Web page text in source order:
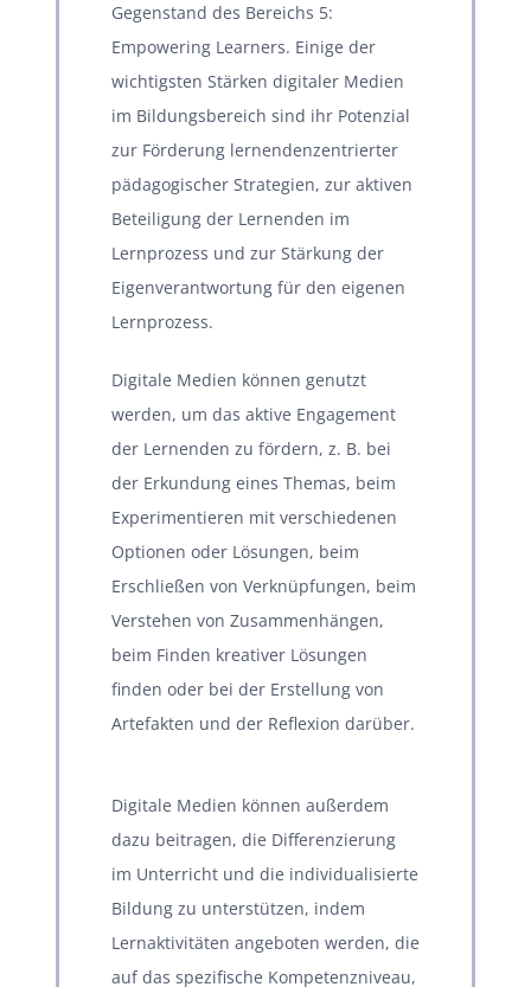
Gegenstand des Bereichs 5:
Empowering Learners. Einige der
wichtigsten Stärken digitaler Medien
im Bildungsbereich sind ihr Potenzial
zur Förderung lernendenzentrierter
pädagogischer Strategien, zur aktiven
Beteiligung der Lernenden im
Lernprozess und zur Stärkung der
Eigenverantwortung für den eigenen
Lernprozess.
Digitale Medien können genutzt
werden, um das aktive Engagement
der Lernenden zu fördern, z. B. bei
der Erkundung eines Themas, beim
Experimentieren mit verschiedenen
Optionen oder Lösungen, beim
Erschließen von Verknüpfungen, beim
Verstehen von Zusammenhängen,
beim Finden kreativer Lösungen
finden oder bei der Erstellung von
Artefakten und der Reflexion darüber.
Digitale Medien können außerdem
dazu beitragen, die Differenzierung
im Unterricht und die individualisierte
Bildung zu unterstützen, indem
Lernaktivitäten angeboten werden, die
auf das spezifische Kompetenzniveau,